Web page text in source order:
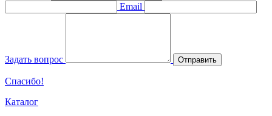
Email
Задать вопрос Отправить
Спасибо!
Каталог